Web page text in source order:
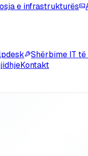
e infrastrukturës
Shërbime IT
Kontakt